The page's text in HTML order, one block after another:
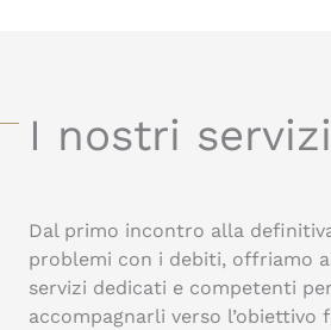
I nostri servizi
Dal primo incontro alla
problemi con i debiti, offriamo
servizi dedicati e competenti
accompagnarli verso l’obiettivo